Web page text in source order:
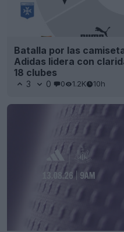
Batalla por las
Adidas lidera con
18 clubes
3 0 0 1.2K 10h